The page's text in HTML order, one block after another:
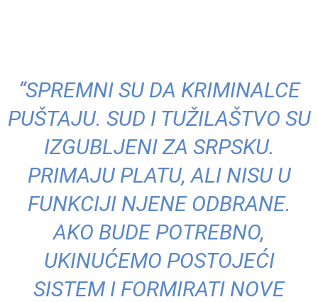
“SPREMNI SU DA KRIMINALCE
PUŠTAJU. SUD I TUŽILAŠTVO SU
IZGUBLJENI ZA SRPSKU.
PRIMAJU PLATU, ALI NISU U
FUNKCIJI NJENE ODBRANE.
AKO BUDE POTREBNO,
UKINUĆEMO POSTOJEĆI
SISTEM I FORMIRATI NOVE